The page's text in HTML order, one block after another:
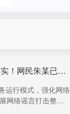
南宁股票配资 台风天上海超市物资遭哄抢？不实！网民朱某已被行政拘留
运行模式，强化网络
网络谣言打击整治